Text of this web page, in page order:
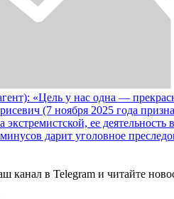
«Цель у нас одна —
(7 ноября 2025 года
экстремистской, ее
дарит уголовное
канал в Telegram и читайте